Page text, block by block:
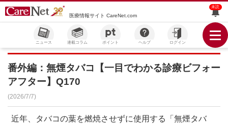
医療情報サイト CareNet.com
未読
ニュース 連載コラム ポイント ヘルプ ログイン
番外編：無煙タバコ【一目でわかる診療ビフォー
アフター】Q170
(2026/7/7)
近年、タバコの葉を燃焼させずに使用する「無煙タバ